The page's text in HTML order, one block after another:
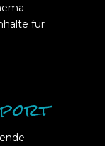
für